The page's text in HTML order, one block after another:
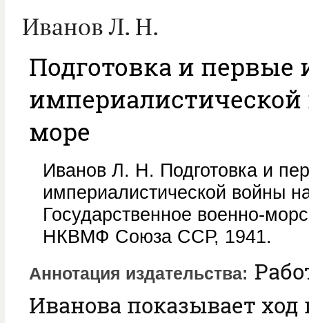
Иванов Л. Н.
Подготовка и первые
море
Иванов Л. Н. Подготовка и
империалистической войны
Государственное военно-
НКВМФ Союза ССР, 1941.
Аннотация издательства
Иванова показывает ход